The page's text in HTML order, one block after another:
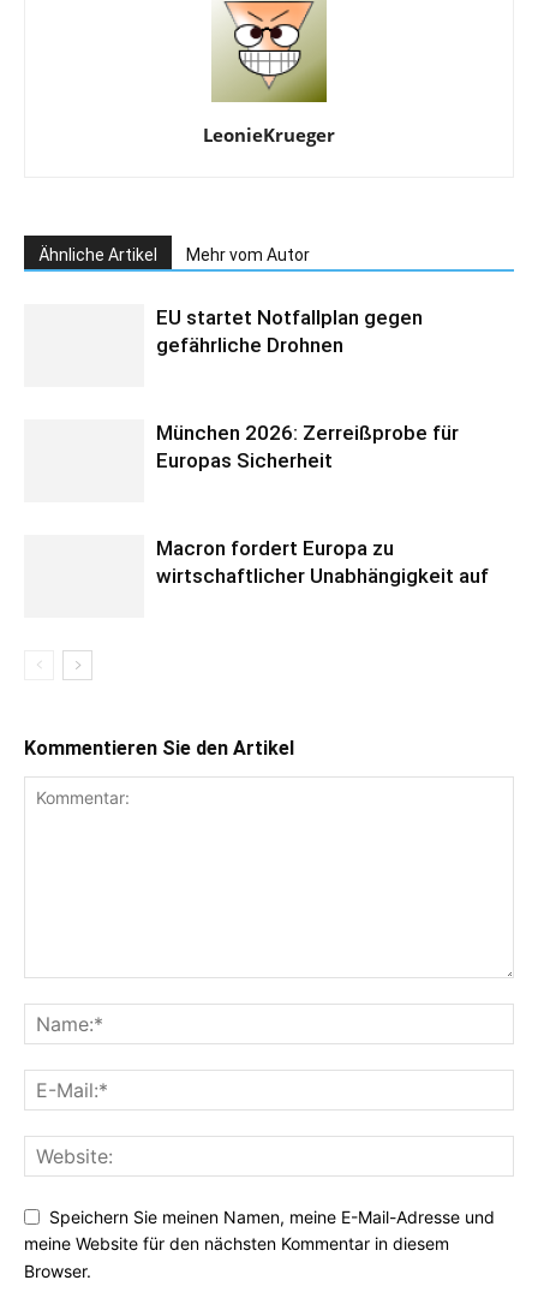
LeonieKrueger
Ähnliche Artikel Mehr vom Autor
EU startet Notfallplan gegen
gefährliche Drohnen
München 2026: Zerreißprobe für
Europas Sicherheit
Macron fordert Europa zu
wirtschaftlicher Unabhängigkeit auf
Kommentieren Sie den Artikel
Speichern Sie meinen Namen, meine E-Mail-Adresse und
meine Website für den nächsten Kommentar in diesem
Browser.